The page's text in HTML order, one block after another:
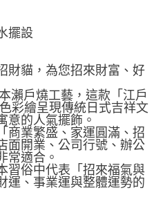
擺設
財貓，為您招來財富、好
瀨戶燒工藝，這款「江戶
彩繪呈現傳統日式吉祥文
意的人氣擺飾。
商業繁盛、家運圓滿、招
面開業、公司行號、辦公
常適合。
習俗中代表「招來福氣與
運、事業運與整體運勢的